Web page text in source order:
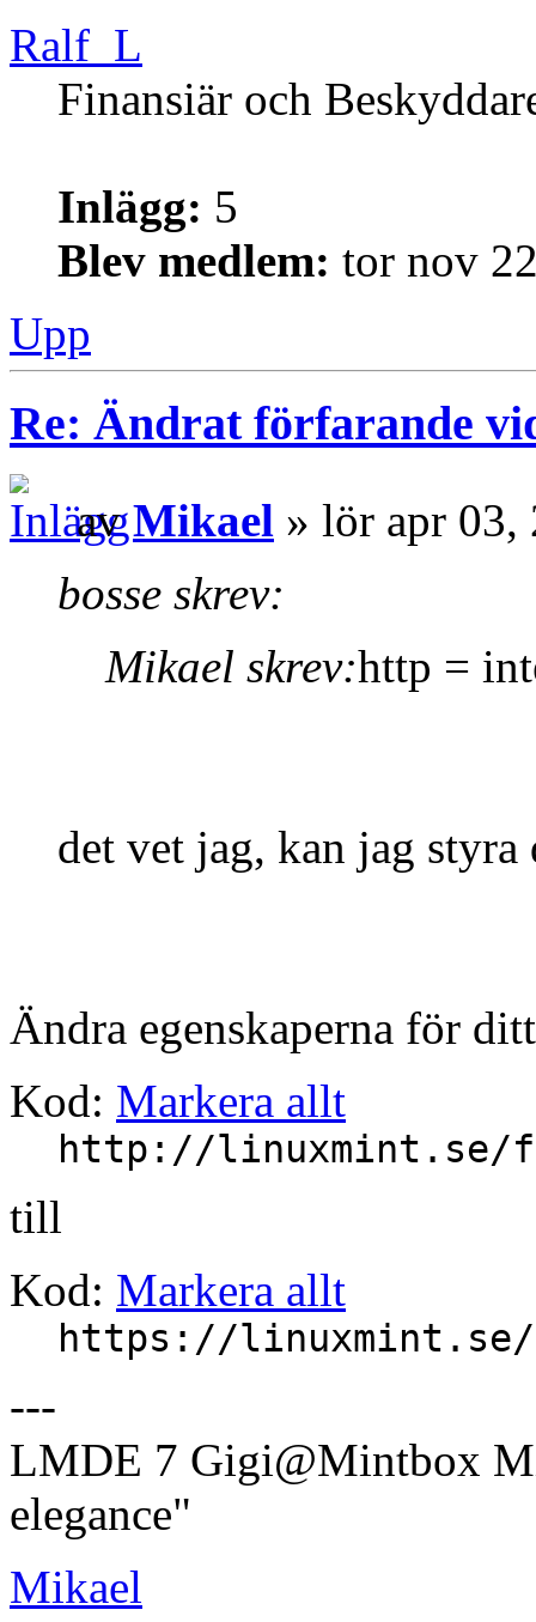
Ralf_L
Finansiär och
Inlägg: 5
Blev medlem: tor nov
Upp
Re: Ändrat förfarande
avMikael » lör apr 03,
bosse skrev:
Mikael skrev:http =
det vet jag, kan jag styra
Ändra egenskaperna för
Kod: Markera allt
http://linuxmint.se/
till
Kod: Markera allt
https://linuxmint.se/
---
LMDE 7 Gigi@Mintbox
elegance"
Mikael